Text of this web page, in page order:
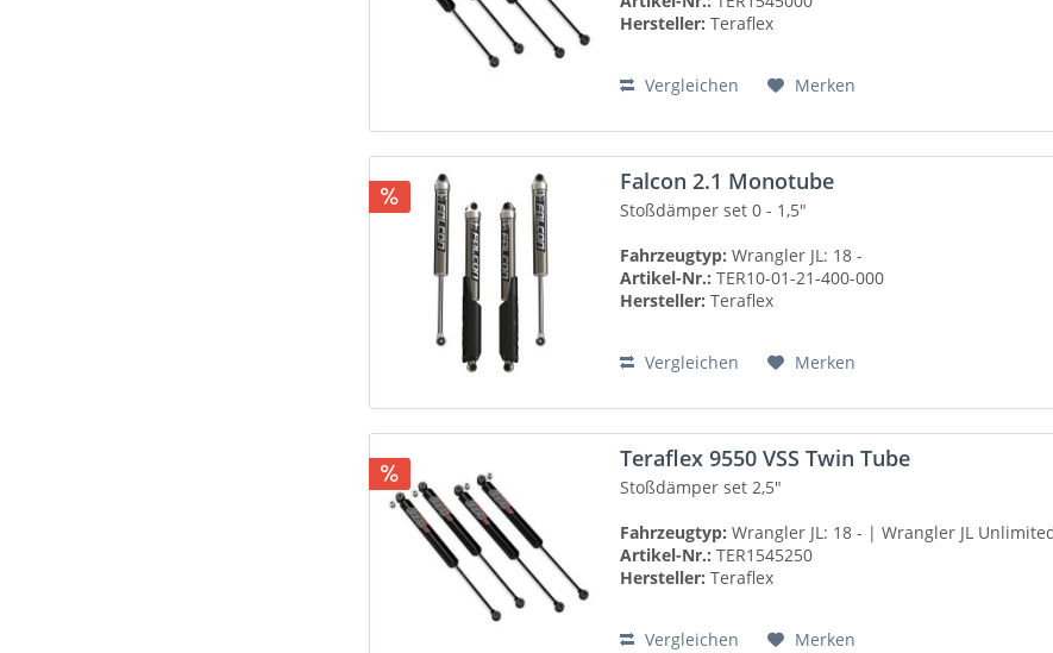
Hersteller:Teraflex
Vergleichen Merken
Falcon 2.1 Monotube
Stoßdämper set 0 - 1,5"
Fahrzeugtyp:Wrangler JL: 18 -
Artikel-Nr.:TER10-01-21-400-000
Hersteller:Teraflex
Vergleichen Merken
Teraflex 9550 VSS Twin Tube
Stoßdämper set 2,5"
Fahrzeugtyp:Wrangler JL: 18 - | Wrangler JL
Artikel-Nr.:TER1545250
Hersteller:Teraflex
Vergleichen Merken